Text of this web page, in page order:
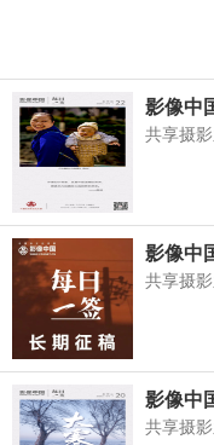
影像中
共享摄
影像中
共享摄
影像中
共享摄